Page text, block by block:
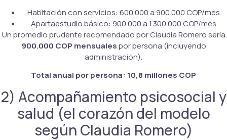
Habitación con servicios: 600.000 a 900.000 COP/mes
Apartaestudio básico: 900.000 a 1.300.000 COP/mes
Un promedio prudente recomendado por Claudia Romero sería
900.000 COP mensualespor persona (incluyendo
administración).
Total anual por persona: 10,8 millones COP
2) Acompañamiento psicosocial y
salud (el corazón del modelo
según Claudia Romero)